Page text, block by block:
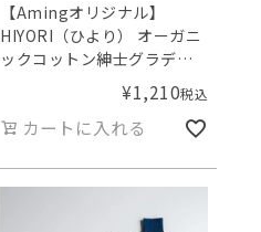
【Amingオリジナル】
HIYORI（ひより） オーガニ
ックコットン紳士グラデボ
ーダークルーソックス
¥1,210税込
カートに入れる